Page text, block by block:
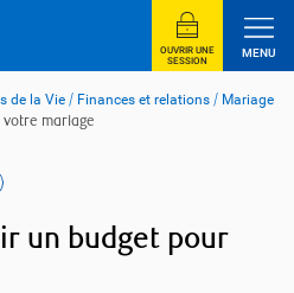
OUVRIR UNE
SESSION
MENU
de la Vie / Finances et relations / Mariage
mariage
un budget pour